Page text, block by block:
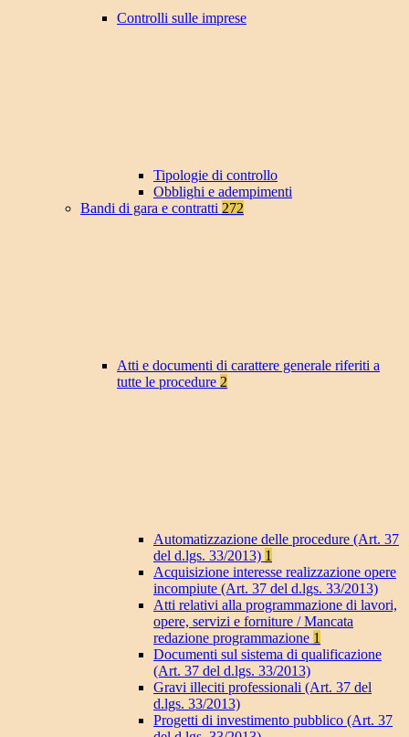
Controlli sulle imprese
Tipologie di controllo
Obblighi e adempimenti
Bandi di gara e contratti 272
Atti e documenti di carattere generale riferiti a
tutte le procedure 2
Automatizzazione delle procedure (Art. 37
del d.lgs. 33/2013) 1
Acquisizione interesse realizzazione opere
incompiute (Art. 37 del d.lgs. 33/2013)
Atti relativi alla programmazione di lavori,
opere, servizi e forniture / Mancata
redazione programmazione 1
Documenti sul sistema di qualificazione
(Art. 37 del d.lgs. 33/2013)
Gravi illeciti professionali (Art. 37 del
d.lgs. 33/2013)
Progetti di investimento pubblico (Art. 37